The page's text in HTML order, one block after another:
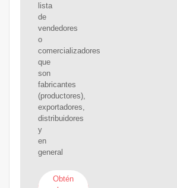
lista
de
vendedores
o
comercializadores
que
son
fabricantes
(productores),
exportadores,
distribuidores
y
en
general
Obtén